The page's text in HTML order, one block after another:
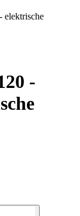
elektrische
-